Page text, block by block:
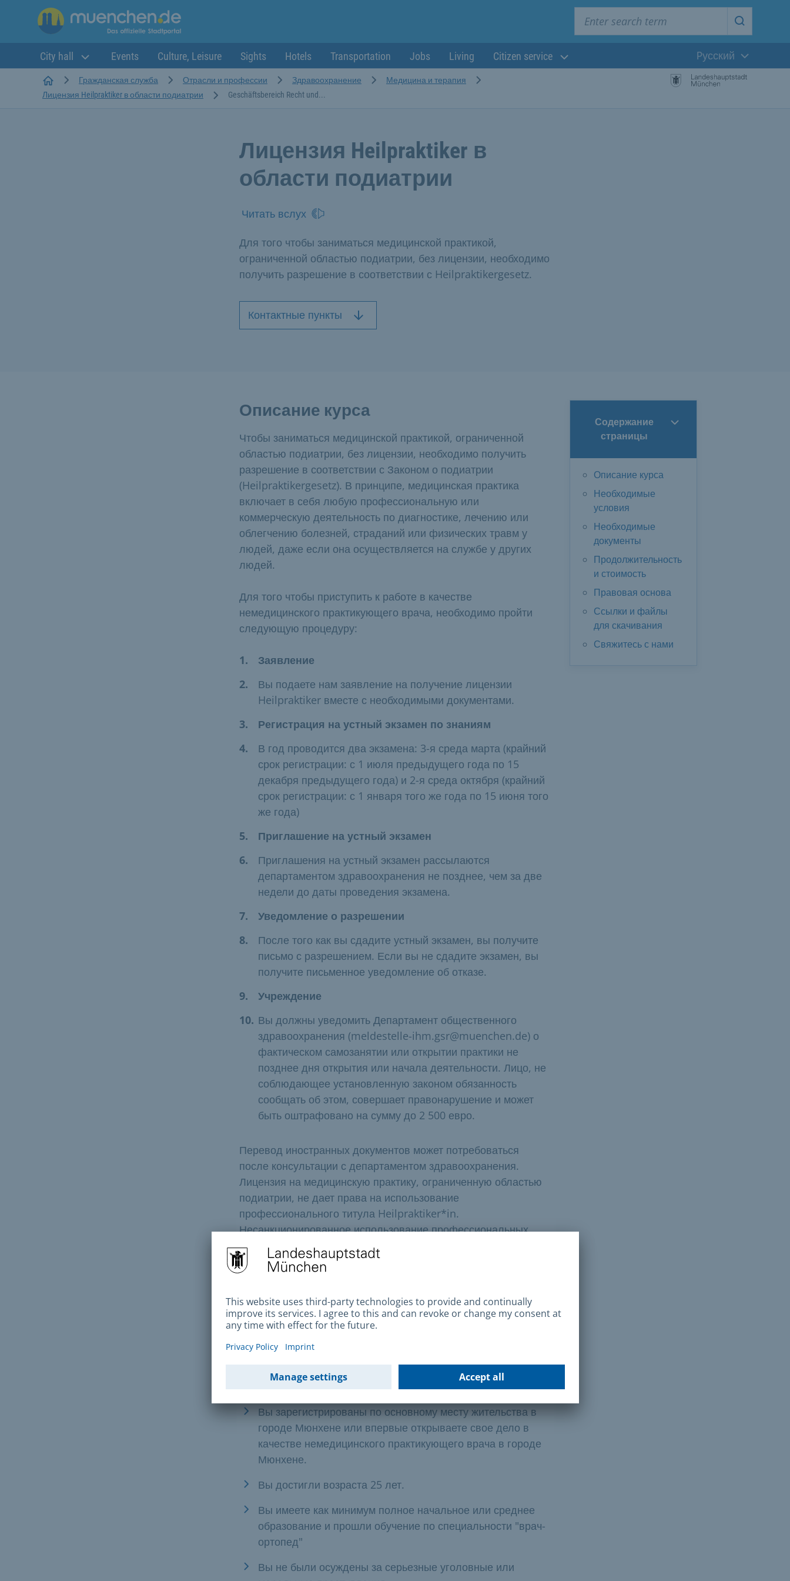
Start
City hall Events Culture, Leisure Sights Hotels Transportation Jobs Living Citizen service
Текущий
Pусский
StartseiteГражданская служба Отрасли и профессии Здравоохранение
Медицина и терапия
Лицензия Heilpraktiker в области подиатрии
Geschäftsbereich Recht und...
Лицензия Heilpraktiker в
области подиатрии
Читать вслух
Для того чтобы заниматься медицинской практикой,
ограниченной областью подиатрии, без лицензии, необходимо
получить разрешение в соответствии с Heilpraktikergesetz.
Контактные пункты
Содержание
страницы
Описание курса
Необходимые
условия
Необходимые
документы
Продолжительность
и стоимость
Правовая основа
Ссылки и файлы
для скачивания
Свяжитесь с нами
Описание курса
Чтобы заниматься медицинской практикой, ограниченной
областью подиатрии, без лицензии, необходимо получить
разрешение в соответствии с Законом о подиатрии
(Heilpraktikergesetz). В принципе, медицинская практика
включает в себя любую профессиональную или
коммерческую деятельность по диагностике, лечению или
облегчению болезней, страданий или физических травм у
людей, даже если она осуществляется на службе у других
людей.
Для того чтобы приступить к работе в качестве
немедицинского практикующего врача, необходимо пройти
следующую процедуру:
Заявление
Вы подаете нам заявление на получение лицензии
Heilpraktiker вместе с необходимыми документами.
Регистрация на устный экзамен по знаниям
В год проводится два экзамена: 3-я среда марта (крайний
срок регистрации: с 1 июля предыдущего года по 15
декабря предыдущего года) и 2-я среда октября (крайний
срок регистрации: с 1 января того же года по 15 июня того
же года)
Приглашение на устный экзамен
Приглашения на устный экзамен рассылаются
департаментом здравоохранения не позднее, чем за две
недели до даты проведения экзамена.
Уведомление о разрешении
После того как вы сдадите устный экзамен, вы получите
письмо с разрешением. Если вы не сдадите экзамен, вы
получите письменное уведомление об отказе.
Учреждение
Вы должны уведомить Департамент общественного
здравоохранения (meldestelle-ihm.gsr@muenchen.de) о
фактическом самозанятии или открытии практики не
позднее дня открытия или начала деятельности. Лицо, не
соблюдающее установленную законом обязанность
сообщать об этом, совершает правонарушение и может
быть оштрафовано на сумму до 2 500 евро.
Перевод иностранных документов может потребоваться
после консультации с департаментом здравоохранения.
Лицензия на медицинскую практику, ограниченную областью
подиатрии, не дает права на использование
профессионального титула Heilpraktiker*in.
Несанкционированное использование профессиональных
обозначений так же наказуемо, как и использование
обозначений, сходных до степени смешения (§ 132 a (1) № 2
вар. 5 (2) StGB). Использование профессионального названия
может быть рекомендовано как не вызывающее возражений с
юридической точки зрения.
Необходимые условия
Вы зарегистрированы по основному месту жительства в
городе Мюнхене или впервые открываете свое дело в
качестве немедицинского практикующего врача в городе
Мюнхене.
Вы достигли возраста 25 лет.
Вы имеете как минимум полное начальное или среднее
образование и прошли обучение по специальности "врач-
ортопед"
Вы не были осуждены за серьезные уголовные или